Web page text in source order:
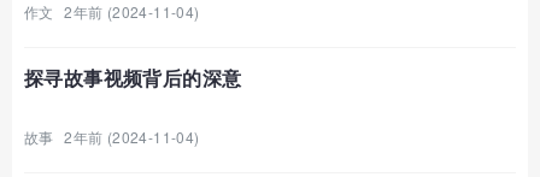
作文 2年前 (2024-11-04)
探寻故事视频背后的深意
故事 2年前 (2024-11-04)